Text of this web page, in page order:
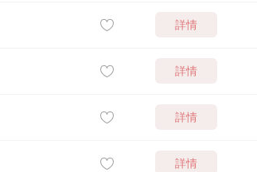
詳情
詳情
詳情
詳情